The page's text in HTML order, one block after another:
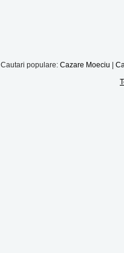
Cautari populare: Cazare Moeciu